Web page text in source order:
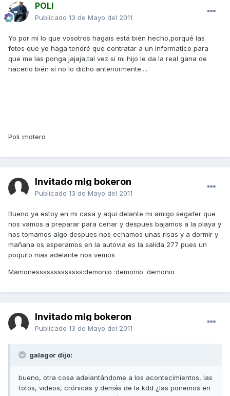
POLI
Publicado 13 de Mayo del 2011
Yo por mí lo que vosotros hagais está bién hecho,porqué las
fotos que yo haga tendré que contratar a un informatico para
que me las ponga jajaja,tal vez si mi hijo le da la real gana de
hacerlo bién sí no lo dicho anteriormente....
Poli :motero
Invitado mlg bokeron
Publicado 13 de Mayo del 2011
Bueno ya estoy en mi casa y aqui delante mi amigo segafer que
nos vamos a preparar para cenar y despues bajamos a la playa y
nos tomamos algo despues nos echamos unas risas y a dormir y
mañana os esperamos en la autovia es la salida 277 pues un
poquito mas adelante nos vemos
Mamonesssssssssssss:demonio :demonio :demonio
Invitado mlg bokeron
Publicado 13 de Mayo del 2011
galagor dijo:
bueno, otra cosa adelantándome a los acontecimientos, las
fotos, videos, crónicas y demás de la kdd ¿las ponemos en